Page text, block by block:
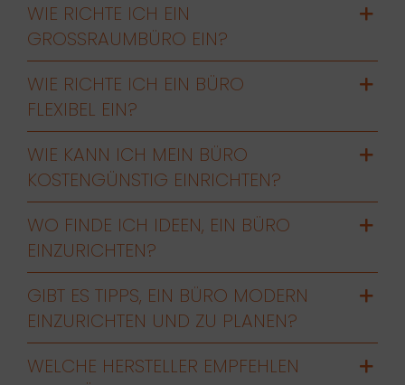
WIE RICHTE ICH EIN
GROSSRAUMBÜRO EIN?
WIE RICHTE ICH EIN BÜRO
FLEXIBEL EIN?
WIE KANN ICH MEIN BÜRO
KOSTENGÜNSTIG EINRICHTEN?
WO FINDE ICH IDEEN, EIN BÜRO
EINZURICHTEN?
GIBT ES TIPPS, EIN BÜRO MODERN
EINZURICHTEN UND ZU PLANEN?
WELCHE HERSTELLER EMPFEHLEN